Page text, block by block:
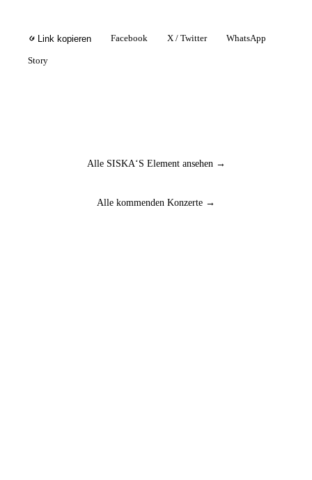
Link kopieren Facebook X / Twitter WhatsApp
Story
Alle SISKA‘S Element ansehen →
Alle kommenden Konzerte →